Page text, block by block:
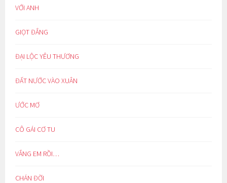
VỚI ANH
GIỌT ĐẮNG
ĐẠI LỘC YÊU THƯƠNG
ĐẤT NƯỚC VÀO XUÂN
ƯỚC MƠ
CÔ GÁI CƠ TU
VẮNG EM RỒI…
CHÁN ĐỜI